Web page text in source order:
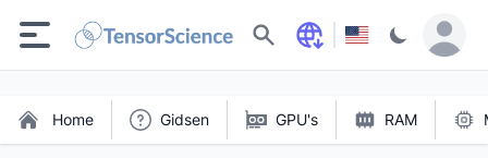
Zoeken
Home Gidsen GPU's RAM